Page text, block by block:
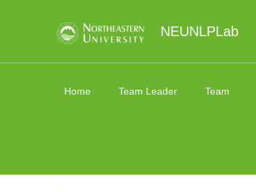
NEUNLPLab
Home Team Leader Team